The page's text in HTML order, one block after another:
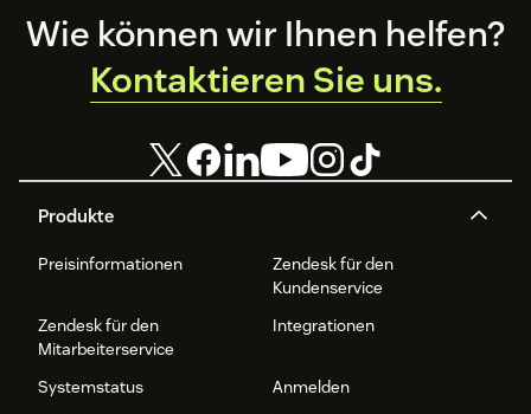
Footer
Produkte
Preisinformationen
Zendesk für den
Kundenservice
Zendesk für den
Mitarbeiterservice
Integrationen
Systemstatus
Anmelden
Wie können wir Ihnen helfen?
Kontaktieren Sie uns.